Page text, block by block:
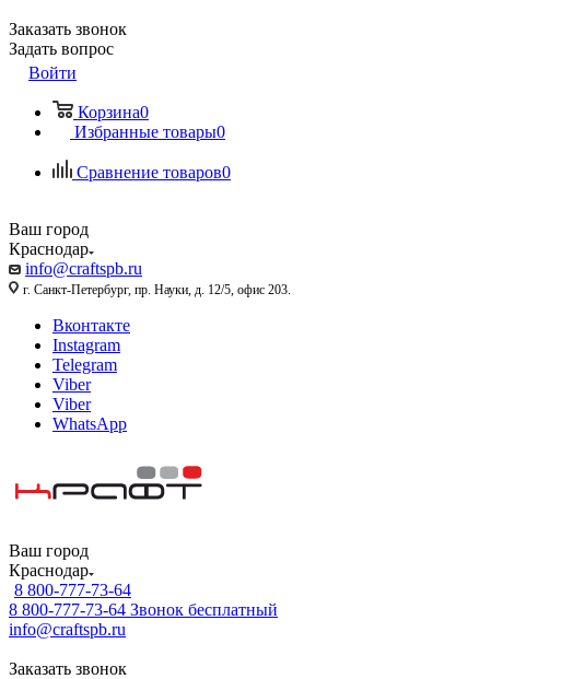
Заказать звонок
Задать вопрос
Войти
Корзина0
Избранные товары0
Сравнение товаров0
Ваш город
Краснодар
info@craftspb.ru
г. Санкт-Петербург, пр. Науки, д. 12/5, офис 203.
Вконтакте
Instagram
Telegram
Viber
Viber
WhatsApp
Ваш город
Краснодар
8 800-777-73-64
8 800-777-73-64 Звонок бесплатный
info@craftspb.ru
Заказать звонок